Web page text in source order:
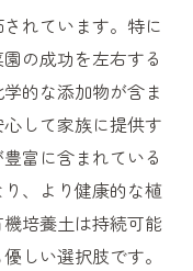
土活用のすすめ
びのポイント
の特徴
使い方ガイド
菜栽培
利活用法
土の選び方
れています。特に
の成功を左右する
的な添加物が含ま
して家族に提供す
富に含まれている
、より健康的な植
培養土は持続可能
しい選択肢です。